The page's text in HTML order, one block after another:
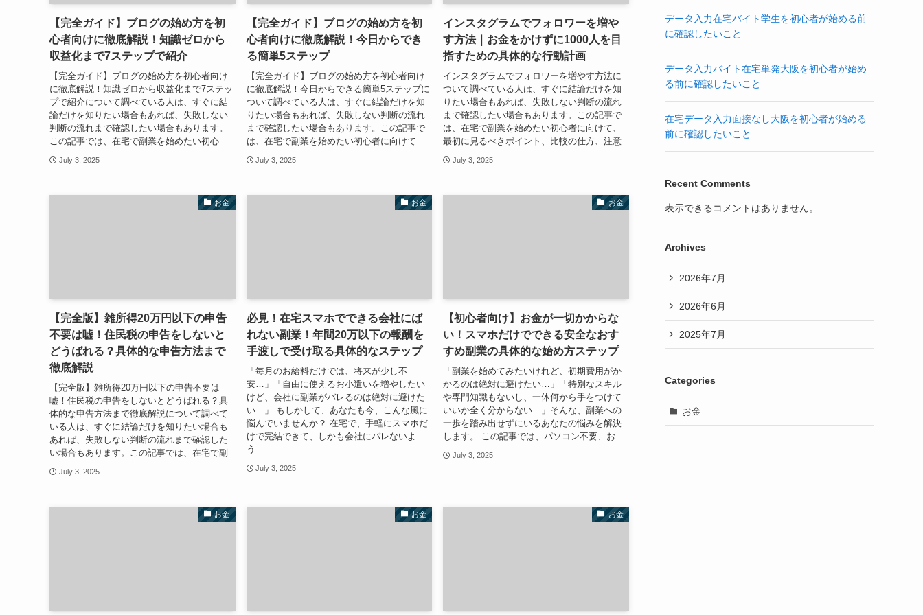
【完全ガイド】ブログの始め方を初
心者向けに徹底解説！知識ゼロから
収益化まで7ステップで紹介
【完全ガイド】ブログの始め方を初心者向け
に徹底解説！知識ゼロから収益化まで7ステッ
プで紹介について調べている人は、すぐに結
論だけを知りたい場合もあれば、失敗しない
判断の流れまで確認したい場合もあります。
この記事では、在宅で副業を始めたい初心
July 3, 2025
【完全ガイド】ブログの始め方を初
心者向けに徹底解説！今日からでき
る簡単5ステップ
【完全ガイド】ブログの始め方を初心者向け
に徹底解説！今日からできる簡単5ステップに
ついて調べている人は、すぐに結論だけを知
りたい場合もあれば、失敗しない判断の流れ
まで確認したい場合もあります。この記事で
は、在宅で副業を始めたい初心者に向けて
July 3, 2025
インスタグラムでフォロワーを増や
す方法｜お金をかけずに1000人を目
指すための具体的な行動計画
インスタグラムでフォロワーを増やす方法に
ついて調べている人は、すぐに結論だけを知
りたい場合もあれば、失敗しない判断の流れ
まで確認したい場合もあります。この記事で
は、在宅で副業を始めたい初心者に向けて、
最初に見るべきポイント、比較の仕方、注意
July 3, 2025
お金
【完全版】雑所得20万円以下の申告
不要は嘘！住民税の申告をしないと
どうばれる？具体的な申告方法まで
徹底解説
【完全版】雑所得20万円以下の申告不要は
嘘！住民税の申告をしないとどうばれる？具
体的な申告方法まで徹底解説について調べて
いる人は、すぐに結論だけを知りたい場合も
あれば、失敗しない判断の流れまで確認した
い場合もあります。この記事では、在宅で副
July 3, 2025
お金
必見！在宅スマホでできる会社にば
れない副業！年間20万以下の報酬を
手渡しで受け取る具体的なステップ
「毎月のお給料だけでは、将来が少し不
安…」「自由に使えるお小遣いを増やしたい
けど、会社に副業がバレるのは絶対に避けた
い…」 もしかして、あなたも今、こんな風に
悩んでいませんか？ 在宅で、手軽にスマホだ
けで完結できて、しかも会社にバレないよ
う...
July 3, 2025
お金
【初心者向け】お金が一切かからな
い！スマホだけでできる安全なおす
すめ副業の具体的な始め方ステップ
「副業を始めてみたいけれど、初期費用がか
かるのは絶対に避けたい…」「特別なスキル
や専門知識もないし、一体何から手をつけて
いいか全く分からない…」そんな、副業への
一歩を踏み出せずにいるあなたの悩みを解決
します。 この記事では、パソコン不要、お...
July 3, 2025
お金 お金 お金
データ入力在宅バイト学生を初心者が始める前
に確認したいこと
データ入力バイト在宅単発大阪を初心者が始め
る前に確認したいこと
在宅データ入力面接なし大阪を初心者が始める
前に確認したいこと
Recent Comments
表示できるコメントはありません。
Archives
2026年7月
2026年6月
2025年7月
Categories
お金